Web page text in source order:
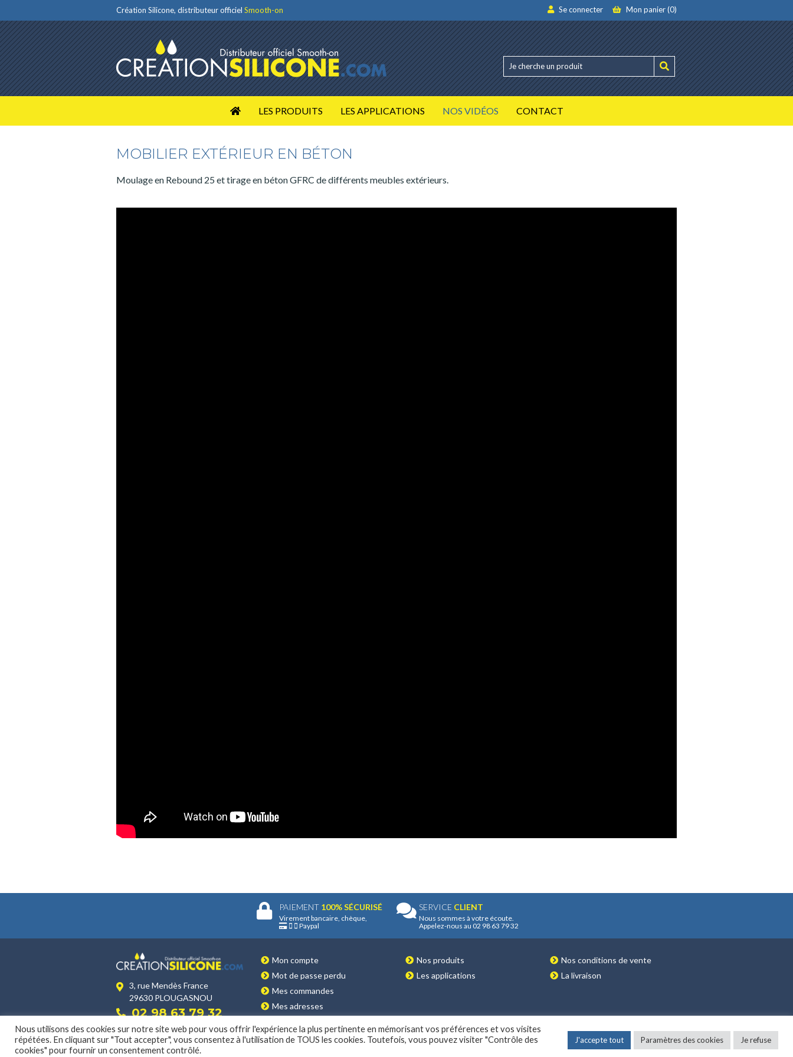
Création Silicone, distributeur officiel Smooth-on Se connecter Mon panier (0)
LES PRODUITS LES APPLICATIONS NOS VIDÉOS CONTACT
MOBILIER EXTÉRIEUR EN BÉTON
Moulage en Rebound 25 et tirage en béton GFRC de différents meubles extérieurs.
PAIEMENT 100% SÉCURISÉ
Virement bancaire, chèque,
Paypal
SERVICE CLIENT
Nous sommes à votre écoute.
Appelez-nous au 02 98 63 79 32
3, rue Mendès France
29630 PLOUGASNOU
02 98 63 79 32
Mon compte
Mot de passe perdu
Mes commandes
Mes adresses
Nos produits
Les applications
Nos conditions de vente
La livraison
MENTIONS LÉGALES|POLITIQUE DE CONFIDENTIALITÉ © 2022 CONCEPTION & DÉVELOPPEMENT NETAO | TOUS DROITS RÉSERVÉS
Nous utilisons des cookies sur notre site web pour vous offrir l'expérience la plus pertinente en mémorisant vos préférences et vos visites
répétées. En cliquant sur "Tout accepter", vous consentez à l'utilisation de TOUS les cookies. Toutefois, vous pouvez visiter "Contrôle des
cookies" pour fournir un consentement contrôlé.
J'accepte tout Paramètres des cookies Je refuse